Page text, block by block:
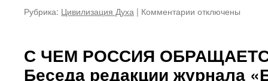
Рубрика: Цивилизация Духа | Комментарии к
ПАСХАЛЬНОЕ
ПОСЛАНИЕ
отключены
С ЧЕМ РОССИЯ
Беседа редакции журнала